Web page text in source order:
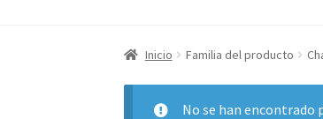
Inicio Familia del producto
No se han encontrado